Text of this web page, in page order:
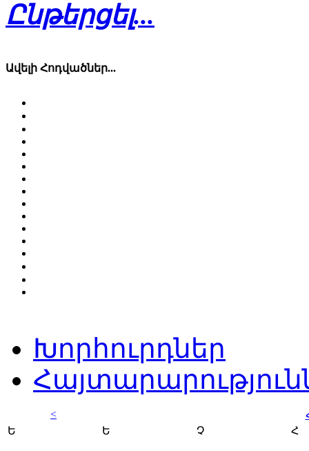
Ընթերցել...
Ավելի Հոդվածներ...
Խորհուրդներ
<
Ե
Ե Չ Հ